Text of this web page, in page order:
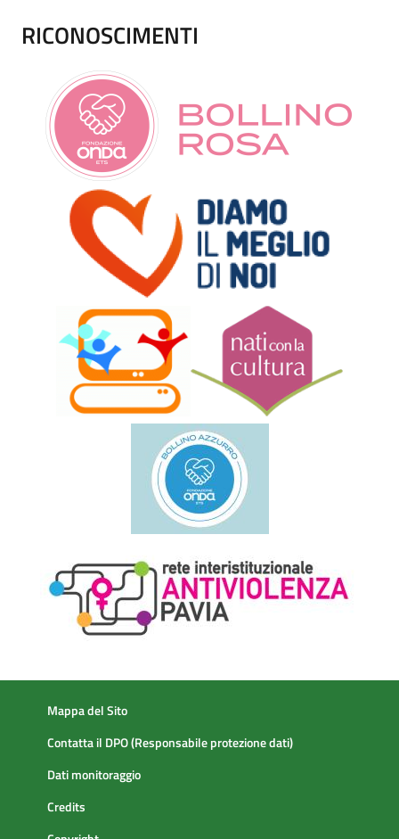
RICONOSCIMENTI
Mappa del Sito
Contatta il DPO (Responsabile protezione dati)
Dati monitoraggio
Credits